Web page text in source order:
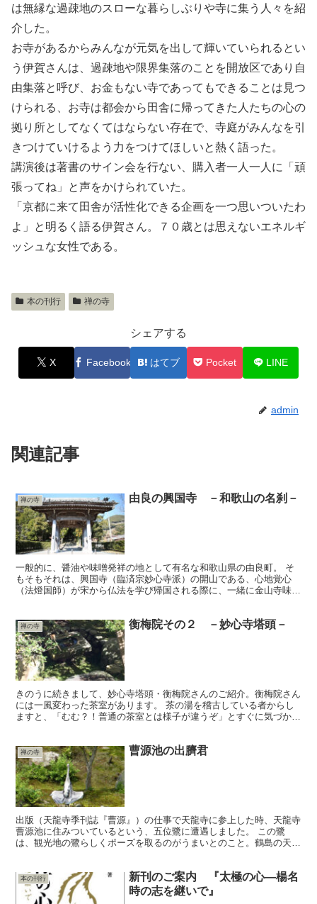
は無縁な過疎地のスローな暮らしぶりや寺に集う人々を紹
介した。
お寺があるからみんなが元気を出して輝いていられるとい
う伊賀さんは、過疎地や限界集落のことを開放区であり自
由集落と呼び、お金もない寺であってもできることは見つ
けられる、お寺は都会から田舎に帰ってきた人たちの心の
拠り所としてなくてはならない存在で、寺庭がみんなを引
きつけていけるよう力をつけてほしいと熱く語った。
講演後は著書のサイン会を行ない、購入者一人一人に「頑
張ってね」と声をかけられていた。
「京都に来て田舎が活性化できる企画を一つ思いついたわ
よ」と明るく語る伊賀さん。７０歳とは思えないエネルギ
ッシュな女性である。
本の刊行 禅の寺
シェアする
X Facebook はてブ Pocket LINE
admin
関連記事
禅の寺 由良の興国寺 －和歌山の名刹－
一般的に、醤油や味噌発祥の地として有名な和歌山県の由良町。 そ
もそもそれは、興国寺（臨済宗妙心寺派）の開山である、心地覚心
（法燈国師）が宋から仏法を学び帰国される際に、一緒に金山寺味噌
禅の寺 衡梅院その２ －妙心寺塔頭－
きのうに続きまして、妙心寺塔頭・衡梅院さんのご紹介。衡梅院さん
には一風変わった茶室があります。 茶の湯を稽古している者からし
ますと、「むむ？！普通の茶室とは様子が違うぞ」とすぐに気づかれ
禅の寺 曹源池の出臍君
出版（天龍寺季刊誌『曹源』）の仕事で天龍寺に参上した時、天龍寺
曹源池に住みついているという、五位鷺に遭遇しました。 この鷺
は、観光地の鷺らしくポーズを取るのがうまいとのこと。鶴島の天辺
本の刊行
新刊のご案内 『太極の心―楊名
時の志を継いで』